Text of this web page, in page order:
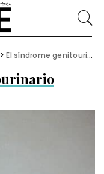
>El síndrome genitourinario